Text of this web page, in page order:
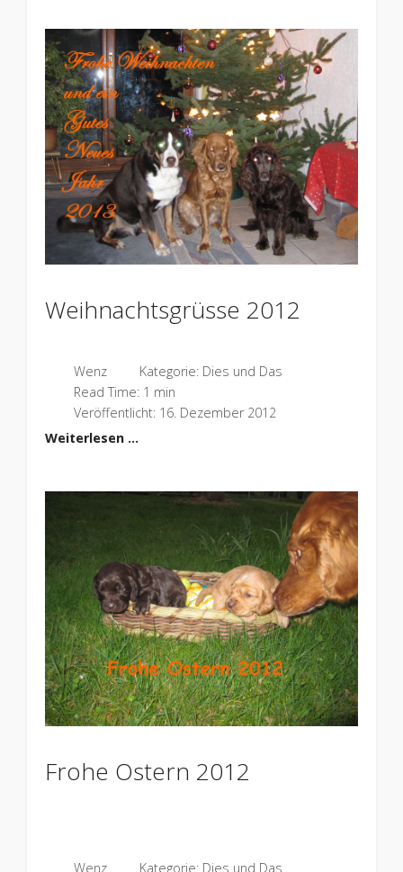
Weihnachtsgrüsse 2012
Wenz Kategorie: Dies und Das
Read Time: 1 min
Veröffentlicht: 16. Dezember 2012
Weiterlesen …
Frohe Ostern 2012
Wenz Kategorie: Dies und Das